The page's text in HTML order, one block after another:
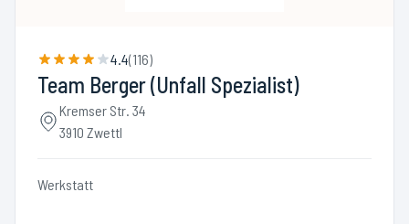
4.4(116)
Team Berger (Unfall Spezialist)
Kremser Str. 34
3910 Zwettl
Werkstatt